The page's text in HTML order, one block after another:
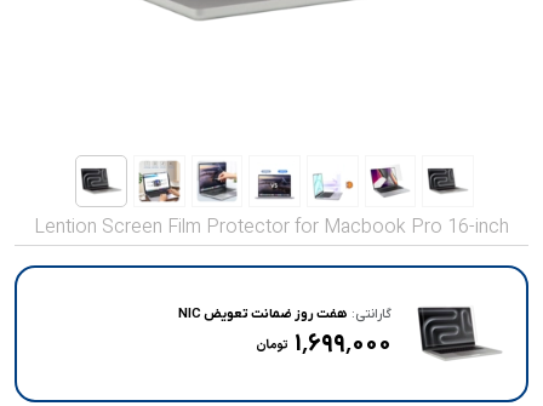
Lention Screen Film Protector for Macbook Pro 16-inch
گارانتی: هفت روز ضمانت تعویض NIC
۱٬۶۹۹٬۰۰۰